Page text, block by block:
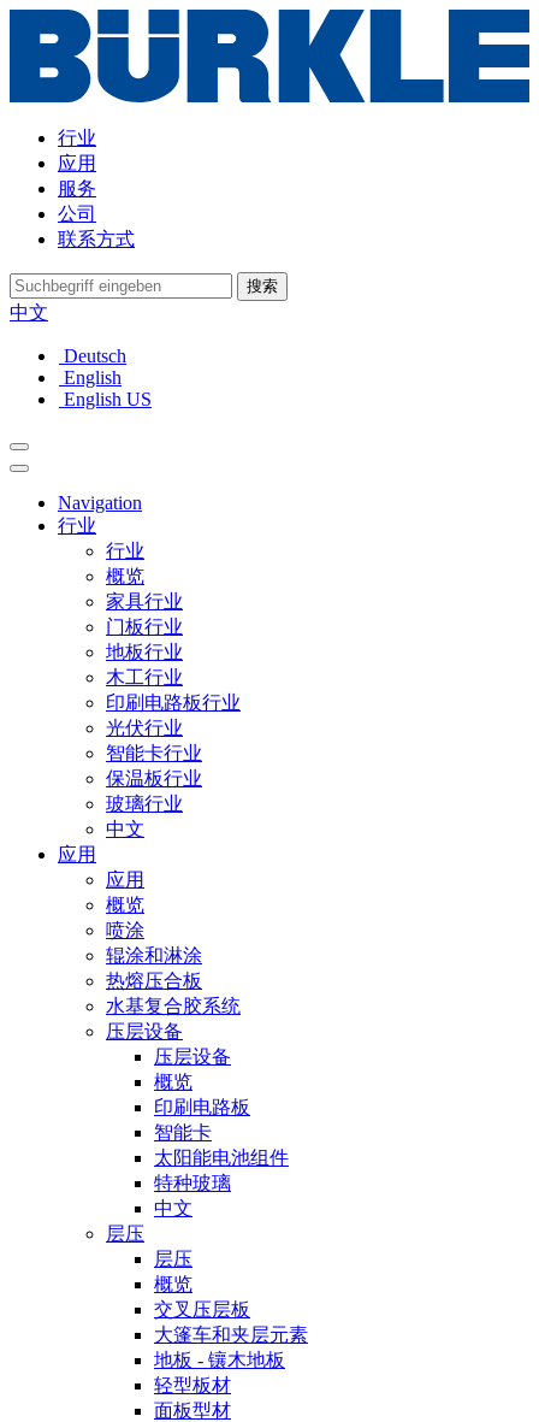
行业
应用
服务
公司
联系方式
搜索
中文
Deutsch
English
English US
Navigation
行业
行业
概览
家具行业
门板行业
地板行业
木工行业
印刷电路板行业
光伏行业
智能卡行业
保温板行业
玻璃行业
中文
应用
应用
概览
喷涂
辊涂和淋涂
热熔压合板
水基复合胶系统
压层设备
压层设备
概览
印刷电路板
智能卡
太阳能电池组件
特种玻璃
中文
层压
层压
概览
交叉压层板
大篷车和夹层元素
地板 - 镶木地板
轻型板材
面板型材